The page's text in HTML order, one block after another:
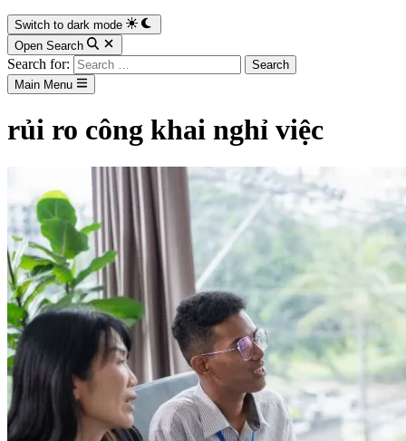
Switch to dark mode
Open Search
Search for:
Main Menu
rủi ro công khai nghỉ việc